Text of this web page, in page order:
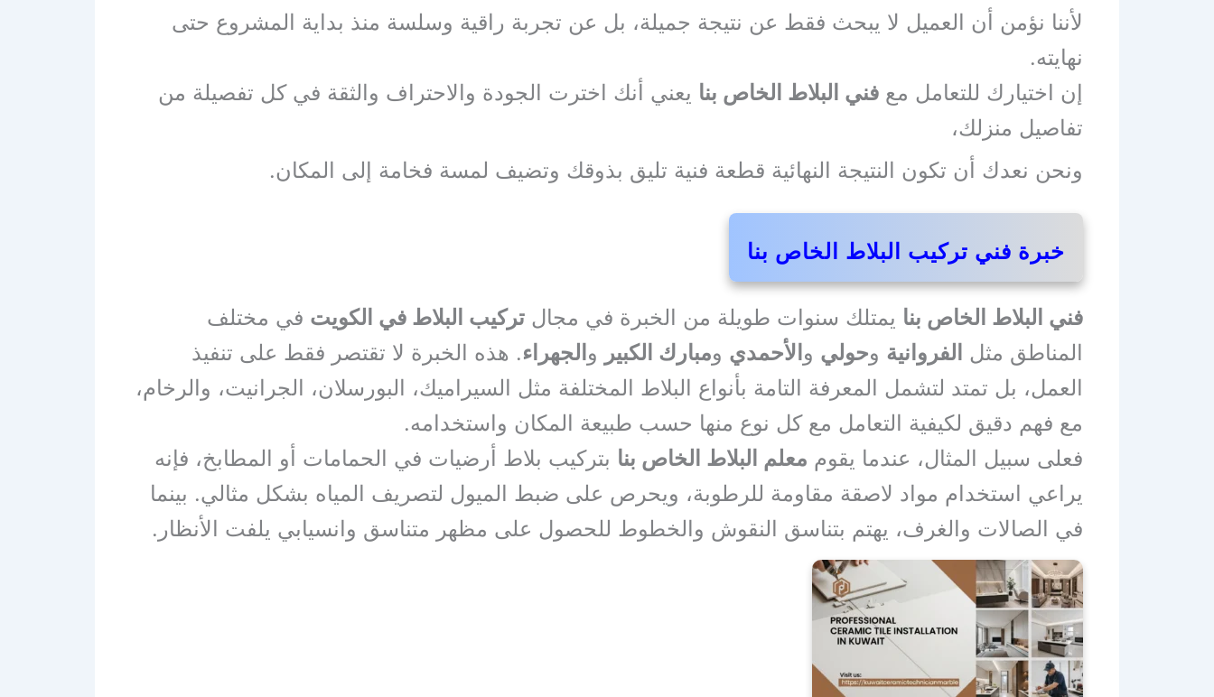
لأننا نؤمن أن العميل لا يبحث فقط عن نتيجة جميلة، بل عن تجربة راقية وسلسة منذ بداية المشروع حتى
نهايته.
إن اختيارك للتعامل مع فني البلاط الخاص بنا يعني أنك اخترت الجودة والاحتراف والثقة في كل تفصيلة من
تفاصيل منزلك،
ونحن نعدك أن تكون النتيجة النهائية قطعة فنية تليق بذوقك وتضيف لمسة فخامة إلى المكان.
خبرة فني تركيب البلاط الخاص بنا
فني البلاط الخاص بنا يمتلك سنوات طويلة من الخبرة في مجال تركيب البلاط في الكويت في مختلف
المناطق مثل الفروانية وحولي و الأحمدي ومبارك الكبير و الجهراء. هذه الخبرة لا تقتصر فقط على تنفيذ
العمل، بل تمتد لتشمل المعرفة التامة بأنواع البلاط المختلفة مثل السيراميك، البورسلان، الجرانيت، والرخام،
مع فهم دقيق لكيفية التعامل مع كل نوع منها حسب طبيعة المكان واستخدامه.
فعلى سبيل المثال، عندما يقوم معلم البلاط الخاص بنا بتركيب بلاط أرضيات في الحمامات أو المطابخ، فإنه
يراعي استخدام مواد لاصقة مقاومة للرطوبة، ويحرص على ضبط الميول لتصريف المياه بشكل مثالي. بينما
في الصالات والغرف، يهتم بتناسق النقوش والخطوط للحصول على مظهر متناسق وانسيابي يلفت الأنظار.